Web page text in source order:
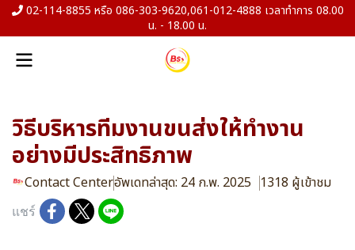
02-114-8855 หรือ 086-303-9620,061-012-4888 เวลาทำการ 08.00
น. - 18.00 น.
วิธีบริหารทีมงานขนส่งให้ทำงาน
อย่างมีประสิทธิภาพ
Contact Centerอัพเดทล่าสุด: 24 ก.พ. 2025 1318 ผู้เข้าชม
แชร์